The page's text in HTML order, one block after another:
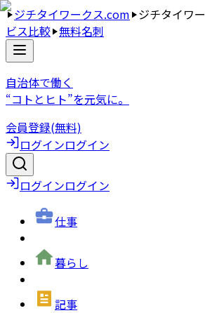
ジチタイワークス.com ジチタイワ
ビス比較 無料名刺
自治体で働く
“コトとヒト”を元気に。
会員登録(無料)
ログインログイン
ログインログイン
仕事
暮らし
記事